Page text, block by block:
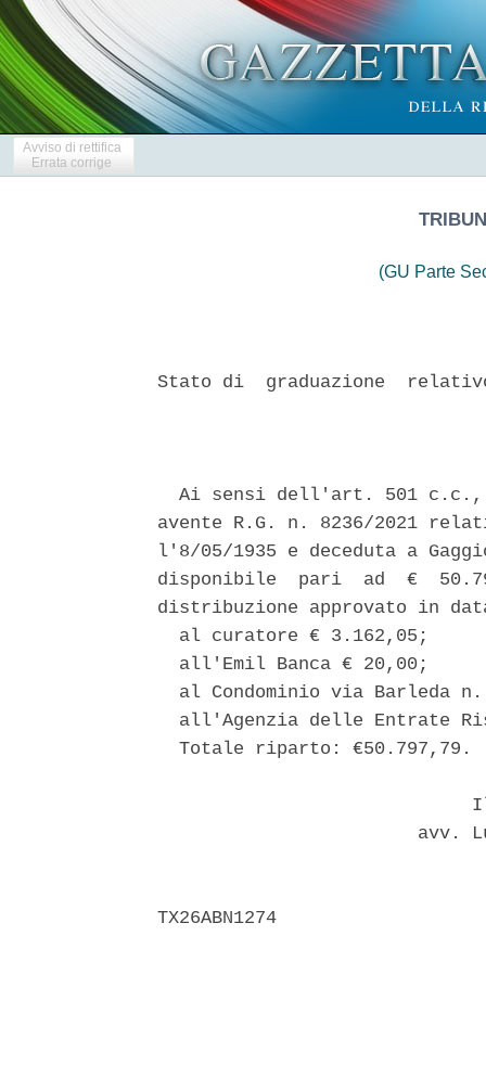
Avviso di rettifica
Errata corrige
(GU Parte
Stato di  graduazione
Ai sensi dell'art. 501
avente R.G. n. 8236/2021
l'8/05/1935 e deceduta a
disponibile  pari  ad  €
distribuzione approvato in
  al curatore € 3.162,05;
  all'Emil Banca € 20,00;
al Condominio via Barleda
all'Agenzia delle Entrate
  Totale riparto: €50.797,79.
avv.